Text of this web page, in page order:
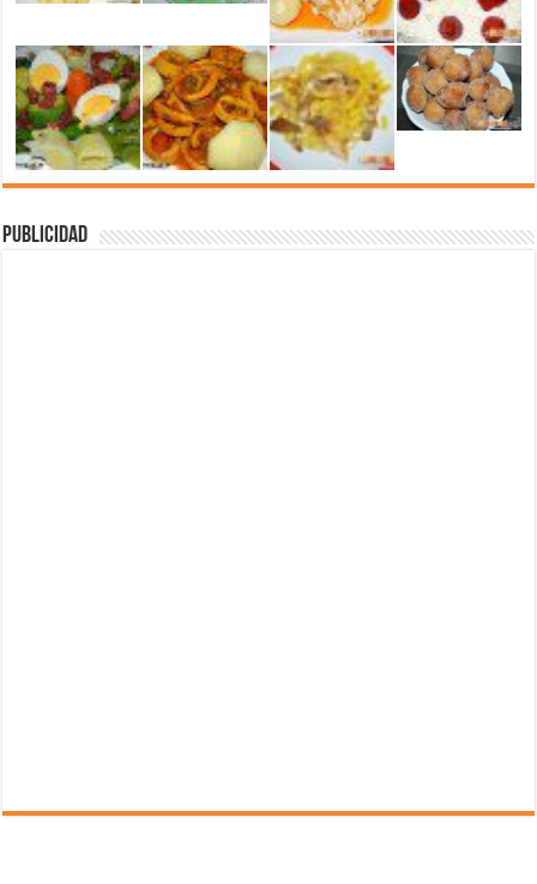
Publicidad